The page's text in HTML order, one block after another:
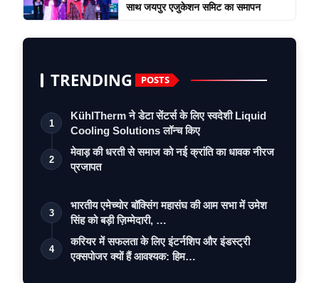
साथ जयपुर एजुकेशन समिट का समापन
TRENDING POSTS
1
KühlTherm ने डेटा सेंटर्स के लिए स्वदेशी Liquid
Cooling Solutions लॉन्च किए
2
मेवाड़ की धरती से समाज को नई क्रांति का धावक नीरज
प्रजापत
3
भारतीय एमेच्योर बॉक्सिंग महासंघ की आम सभा में उमेश
सिंह को बड़ी ज़िम्मेदारी, …
4
करियर में सफलता के लिए इंटर्नशिप और इंडस्ट्री
एक्सपोजर क्यों हैं आवश्यक: हिम…